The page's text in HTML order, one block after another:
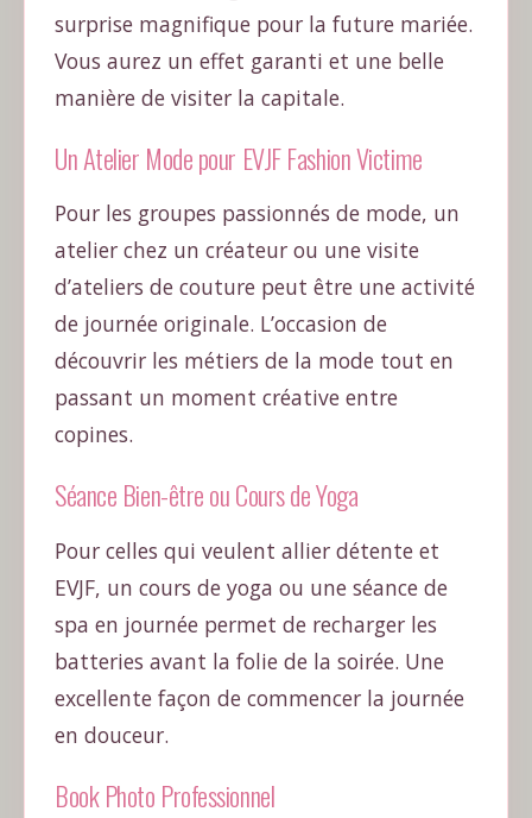
surprise magnifique pour la future mariée.
Vous aurez un effet garanti et une belle
manière de visiter la capitale.
Un Atelier Mode pour EVJF Fashion Victime
Pour les groupes passionnés de mode, un
atelier chez un créateur ou une visite
d’ateliers de couture peut être une activité
de journée originale. L’occasion de
découvrir les métiers de la mode tout en
passant un moment créative entre
copines.
Séance Bien-être ou Cours de Yoga
Pour celles qui veulent allier détente et
EVJF, un cours de yoga ou une séance de
spa en journée permet de recharger les
batteries avant la folie de la soirée. Une
excellente façon de commencer la journée
en douceur.
Book Photo Professionnel